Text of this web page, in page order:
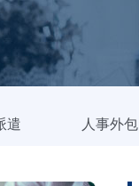
遣 人事外包